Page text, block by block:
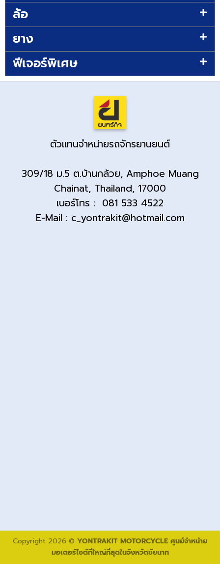
ล้อ
ยาง
ฟีเจอร์พิเศษ
ตัวแทนจำหน่ายรถจักรยานยนต์
309/18 ม.5 ต.บ้านกล้วย, Amphoe Muang
Chainat, Thailand, 17000
เบอร์โทร : 081 533 4522
E-Mail : c_yontrakit@hotmail.com
Copyright 2026 © YONTRAKIT MOTORCYCLE ศูนย์จำหน่าย
มอเตอร์ไซต์ที่ใหญ่ที่สุดในจังหวัดชัยนาท